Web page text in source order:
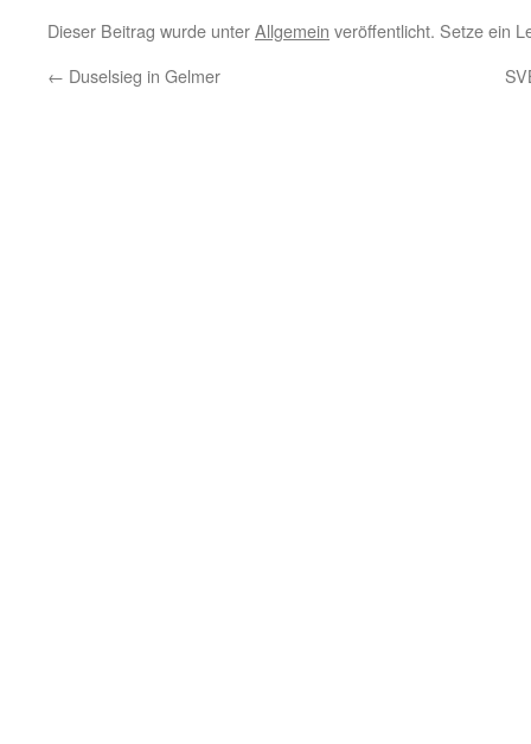
Dieser Beitrag wurde unterAllgemein veröffentlicht. Setze ein
← Duselsieg in Gelmer